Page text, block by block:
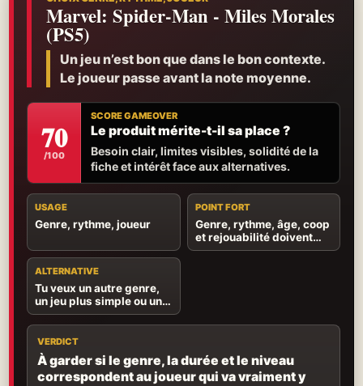
Marvel: Spider-Man - Miles Morales
(PS5)
Un jeu n’est bon que dans le bon contexte.
Le joueur passe avant la note moyenne.
70
/100
SCORE GAMEOVER
Le produit mérite-t-il sa place ?
Besoin clair, limites visibles, solidité de la
fiche et intérêt face aux alternatives.
USAGE
Genre, rythme, joueur
POINT FORT
Genre, rythme, âge, coop
et rejouabilité doivent
parler au bon joueur.
ALTERNATIVE
Tu veux un autre genre,
un jeu plus simple ou une
expérience mieux
adaptée à l’âge.
VERDICT
À garder si le genre, la durée et le niveau
correspondent au joueur qui va vraiment y